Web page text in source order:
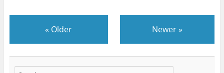
« Older Newer»